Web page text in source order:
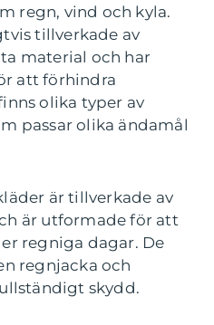
regn, vind och kyla.
tillverkade av
material och har
att förhindra
olika typer av
passar olika ändamål
är tillverkade av
är utformade för att
regniga dagar. De
regnjacka och
skydd.